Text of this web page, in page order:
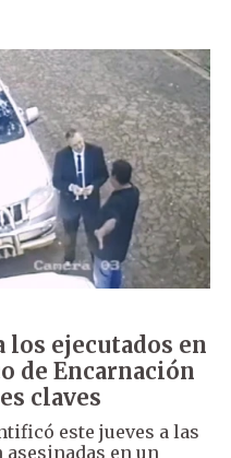
ejecutados en
de Encarnación
claves
este jueves a las
en un